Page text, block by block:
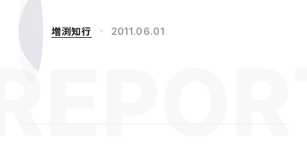
増渕知行 2011.06.01